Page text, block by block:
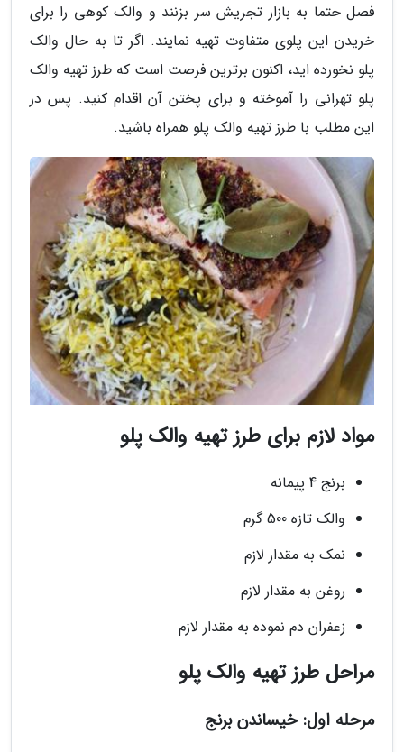
فصل حتما به بازار تجریش سر بزنند و والک کوهی را برای
خریدن این پلوی متفاوت تهیه نمایند. اگر تا به حال والک
پلو نخورده اید، اکنون برترین فرصت است که طرز تهیه والک
پلو تهرانی را آموخته و برای پختن آن اقدام کنید. پس در
این مطلب با طرز تهیه والک پلو همراه باشید.
مواد لازم برای طرز تهیه والک پلو
برنج 4 پیمانه
والک تازه 500 گرم
نمک به مقدار لازم
روغن به مقدار لازم
زعفران دم نموده به مقدار لازم
مراحل طرز تهیه والک پلو
مرحله اول: خیساندن برنج